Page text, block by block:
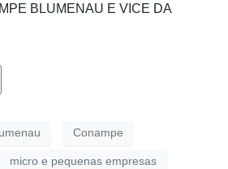
BLUMENAU E VICE DA
Conampe
micro e pequenas empresas